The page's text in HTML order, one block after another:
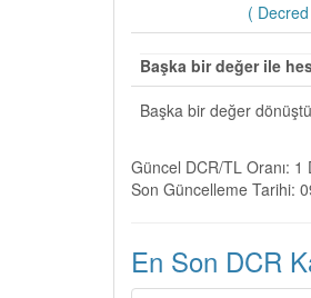
(
Başka bir değer ile
Başka bir değer
Güncel DCR/TL Oranı:
Son Güncelleme Tarihi:
En Son DCR